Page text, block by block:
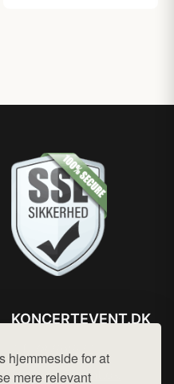
hjemmeside for at
mere relevant
KONCERTEVENT.DK
Mail: hej@want.dk